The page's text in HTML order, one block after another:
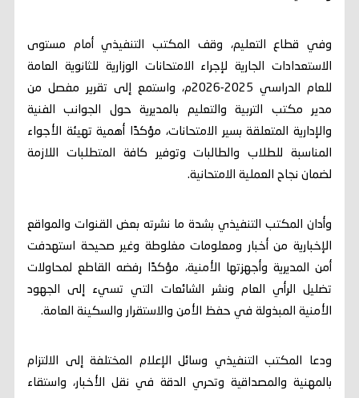
وفي قطاع التعليم، وقف المكتب التنفيذي أمام مستوى
الاستعدادات الجارية لإجراء الامتحانات الوزارية للثانوية العامة
للعام الدراسي 2025-2026م، واستمع إلى تقرير مفصل من
مدير مكتب التربية والتعليم بالمديرية حول الجوانب الفنية
والإدارية المتعلقة بسير الامتحانات، مؤكدًا أهمية تهيئة الأجواء
المناسبة للطلاب والطالبات وتوفير كافة المتطلبات اللازمة
لضمان نجاح العملية الامتحانية.
وأدان المكتب التنفيذي بشدة ما نشرته بعض القنوات والمواقع
الإخبارية من أخبار ومعلومات مغلوطة وغير صحيحة استهدفت
أمن المديرية وأجهزتها الأمنية، مؤكدًا رفضه القاطع لمحاولات
تضليل الرأي العام ونشر الشائعات التي تسيء إلى الجهود
الأمنية المبذولة في حفظ الأمن والاستقرار والسكينة العامة.
ودعا المكتب التنفيذي وسائل الإعلام المختلفة إلى الالتزام
بالمهنية والمصداقية وتحري الدقة في نقل الأخبار، واستقاء